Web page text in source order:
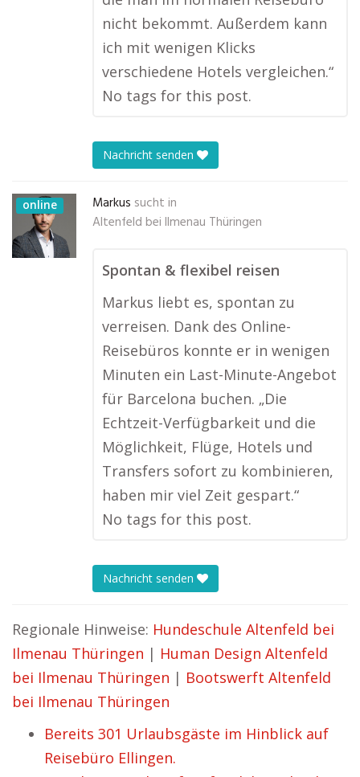
nicht bekommt. Außerdem kann
ich mit wenigen Klicks
verschiedene Hotels vergleichen.“
No tags for this post.
Nachricht senden
online Markus sucht in
Altenfeld bei Ilmenau Thüringen
Spontan & flexibel reisen
Markus liebt es, spontan zu
verreisen. Dank des Online-
Reisebüros konnte er in wenigen
Minuten ein Last-Minute-Angebot
für Barcelona buchen. „Die
Echtzeit-Verfügbarkeit und die
Möglichkeit, Flüge, Hotels und
Transfers sofort zu kombinieren,
haben mir viel Zeit gespart.“
No tags for this post.
Nachricht senden
Regionale Hinweise: Hundeschule Altenfeld bei
Ilmenau Thüringen | Human Design Altenfeld
bei Ilmenau Thüringen | Bootswerft Altenfeld
bei Ilmenau Thüringen
Bereits 301 Urlaubsgäste im Hinblick auf
Reisebüro Ellingen.